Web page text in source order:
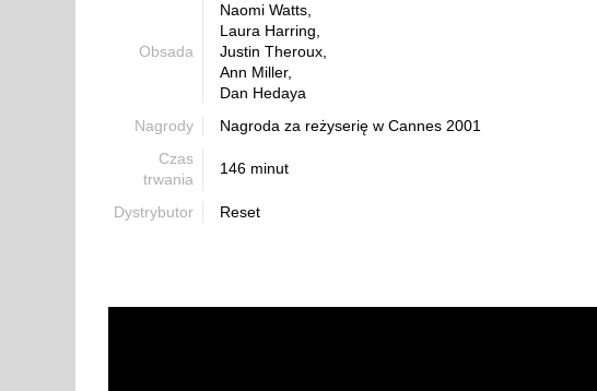
Obsada
Naomi Watts,
Laura Harring,
Justin Theroux,
Ann Miller,
Dan Hedaya
Nagrody
Nagroda za reżyserię w Cannes 2001
Czas
trwania
146 minut
Dystrybutor Reset